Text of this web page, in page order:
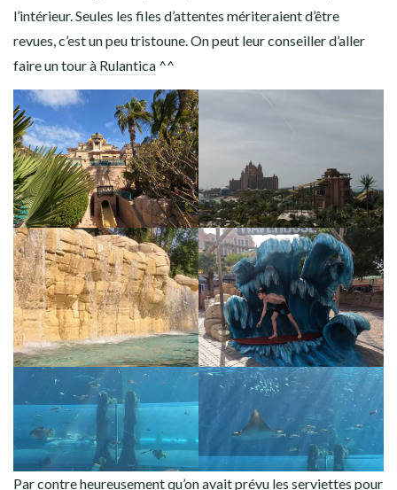
l’intérieur. Seules les files d’attentes mériteraient d’être
revues, c’est un peu tristoune. On peut leur conseiller d’aller
faire un tour à Rulantica ^^
Par contre heureusement qu’on avait prévu les serviettes pour